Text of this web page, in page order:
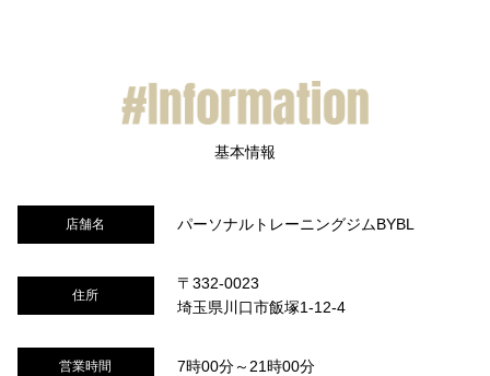
店舗名 パーソナルトレーニングジムBYBL
住所
〒332-0023
埼玉県川口市飯塚1-12-4
営業時間 7時00分～21時00分